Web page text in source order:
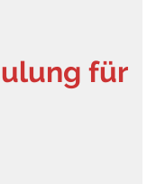
für